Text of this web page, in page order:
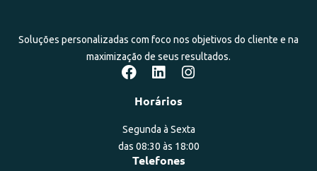
Soluções personalizadas com foco nos objetivos do cliente e na
maximização de seus resultados.
Horários
Segunda à Sexta
das 08:30 às 18:00
Telefones